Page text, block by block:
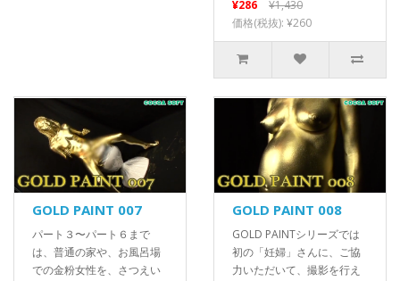
¥286
¥1,430
価格(税抜): ¥260
GOLD PAINT 007
パート３〜パート６まで
は、普通の家や、お風呂場
での金粉女性を、さつえい
GOLD PAINT 008
GOLD PAINTシリーズでは
初の「妊婦」さんに、ご協
力いただいて、撮影を行え